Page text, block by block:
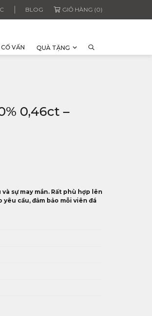
BLOG GIỎ HÀNG (0)
VẤN QUÀ TẶNG
0,46ct –
sự may mắn. Rất phù hợp lên
cầu, đảm bảo mỗi viên đá